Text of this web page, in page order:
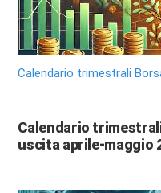
Calendario trimestrali
Calendario
uscita aprile-maggio